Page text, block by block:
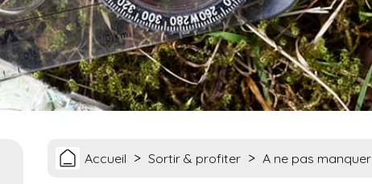
Accueil > Sortir & profiter > A ne pas manquer